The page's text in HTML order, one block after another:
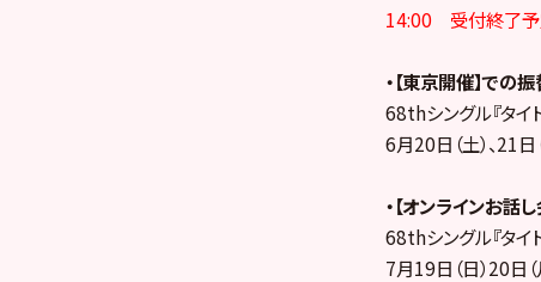
14:00 受付終了
・【東京開催】での
68thシングル『タ
6月20日（土）、21
・【オンラインお話
68thシングル『タイ
7月19日（日）20日